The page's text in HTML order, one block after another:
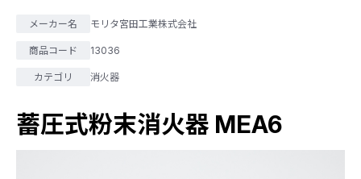
メーカー名 モリタ宮田工業株式会社
商品コード 13036
カテゴリ 消火器
蓄圧式粉末消火器 MEA6